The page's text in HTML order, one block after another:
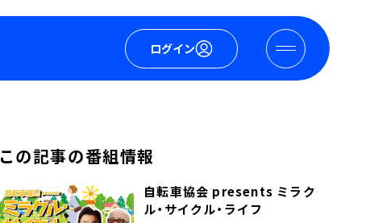
ログイン
この記事の番組情報
自転車協会 presents ミラク
ル・サイクル・ライフ